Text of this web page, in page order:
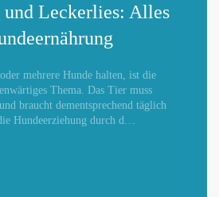
und Leckerlies: Alles
mehrere Hunde halten, ist die
Thema. Das Tier muss
braucht dementsprechend täglich
Hundeerziehung durch d…